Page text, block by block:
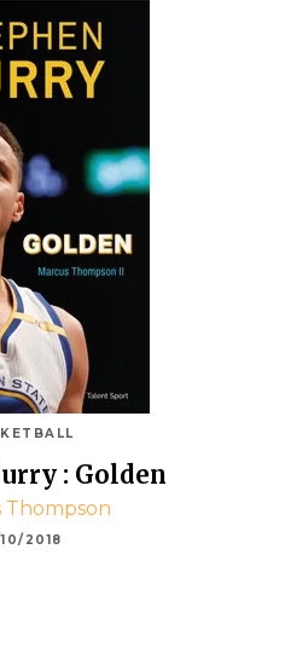
: Golden
Thompson
10/2018